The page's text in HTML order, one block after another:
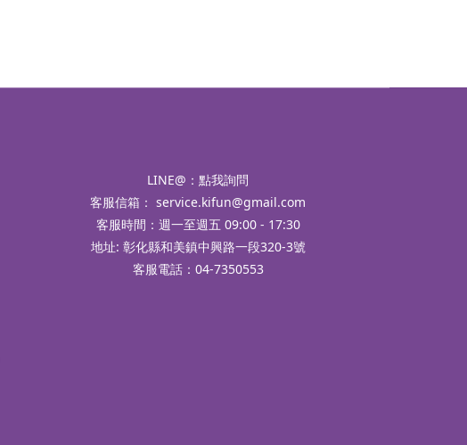
LINE@： 點我詢問
客服信箱： service.kifun@gmail.com
客服時間：週一至週五 09:00 - 17:30
地址: 彰化縣和美鎮中興路一段320-3號
客服電話：04-7350553